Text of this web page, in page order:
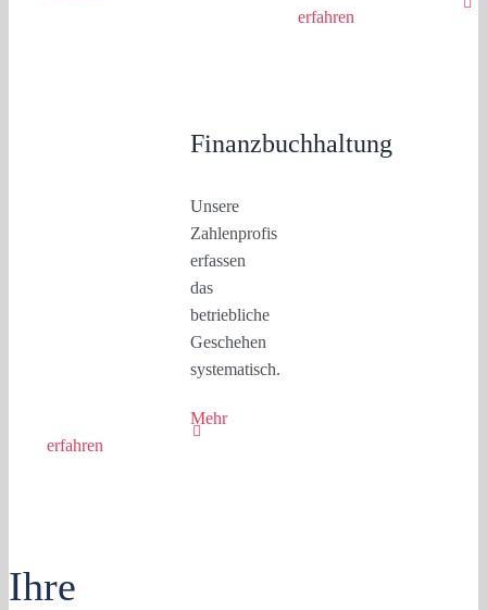
erfahren
Finanzbuchhaltung
Unsere
Zahlenprofis
erfassen
das
betriebliche
Geschehen
systematisch.
Mehr
erfahren
Ihre